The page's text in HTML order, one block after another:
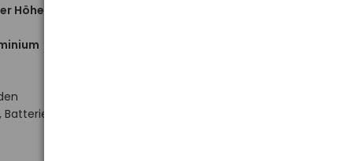
Höhe